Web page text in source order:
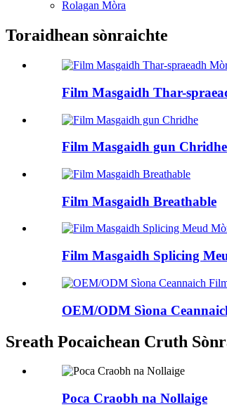
Rolagan Mòra
Toraidhean sònraichte
Film Masgaidh Thar-
Film Masgaidh gun Chridhe
Film Masgaidh Breathable
Film Masgaidh Splicing
OEM/ODM Sìona
Sreath Pocaichean Cruth
Poca Craobh na Nollaige